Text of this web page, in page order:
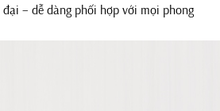
– dễ dàng phối hợp với mọi phong